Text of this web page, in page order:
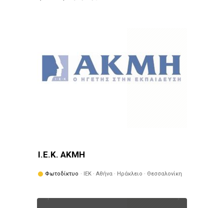
Ι.Ε.Κ. ΑΚΜΗ
Φωτοδίκτυο · ΙΕΚ · Αθήνα · Ηράκλειο · Θεσσαλονίκη